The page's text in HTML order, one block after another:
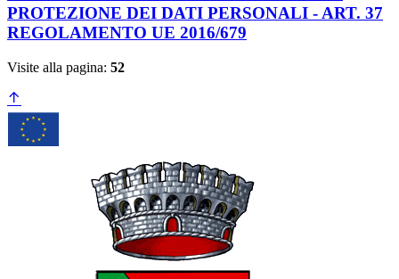
PROTEZIONE DEI DATI PERSONALI - ART. 37
REGOLAMENTO UE 2016/679
Visite alla pagina: 52